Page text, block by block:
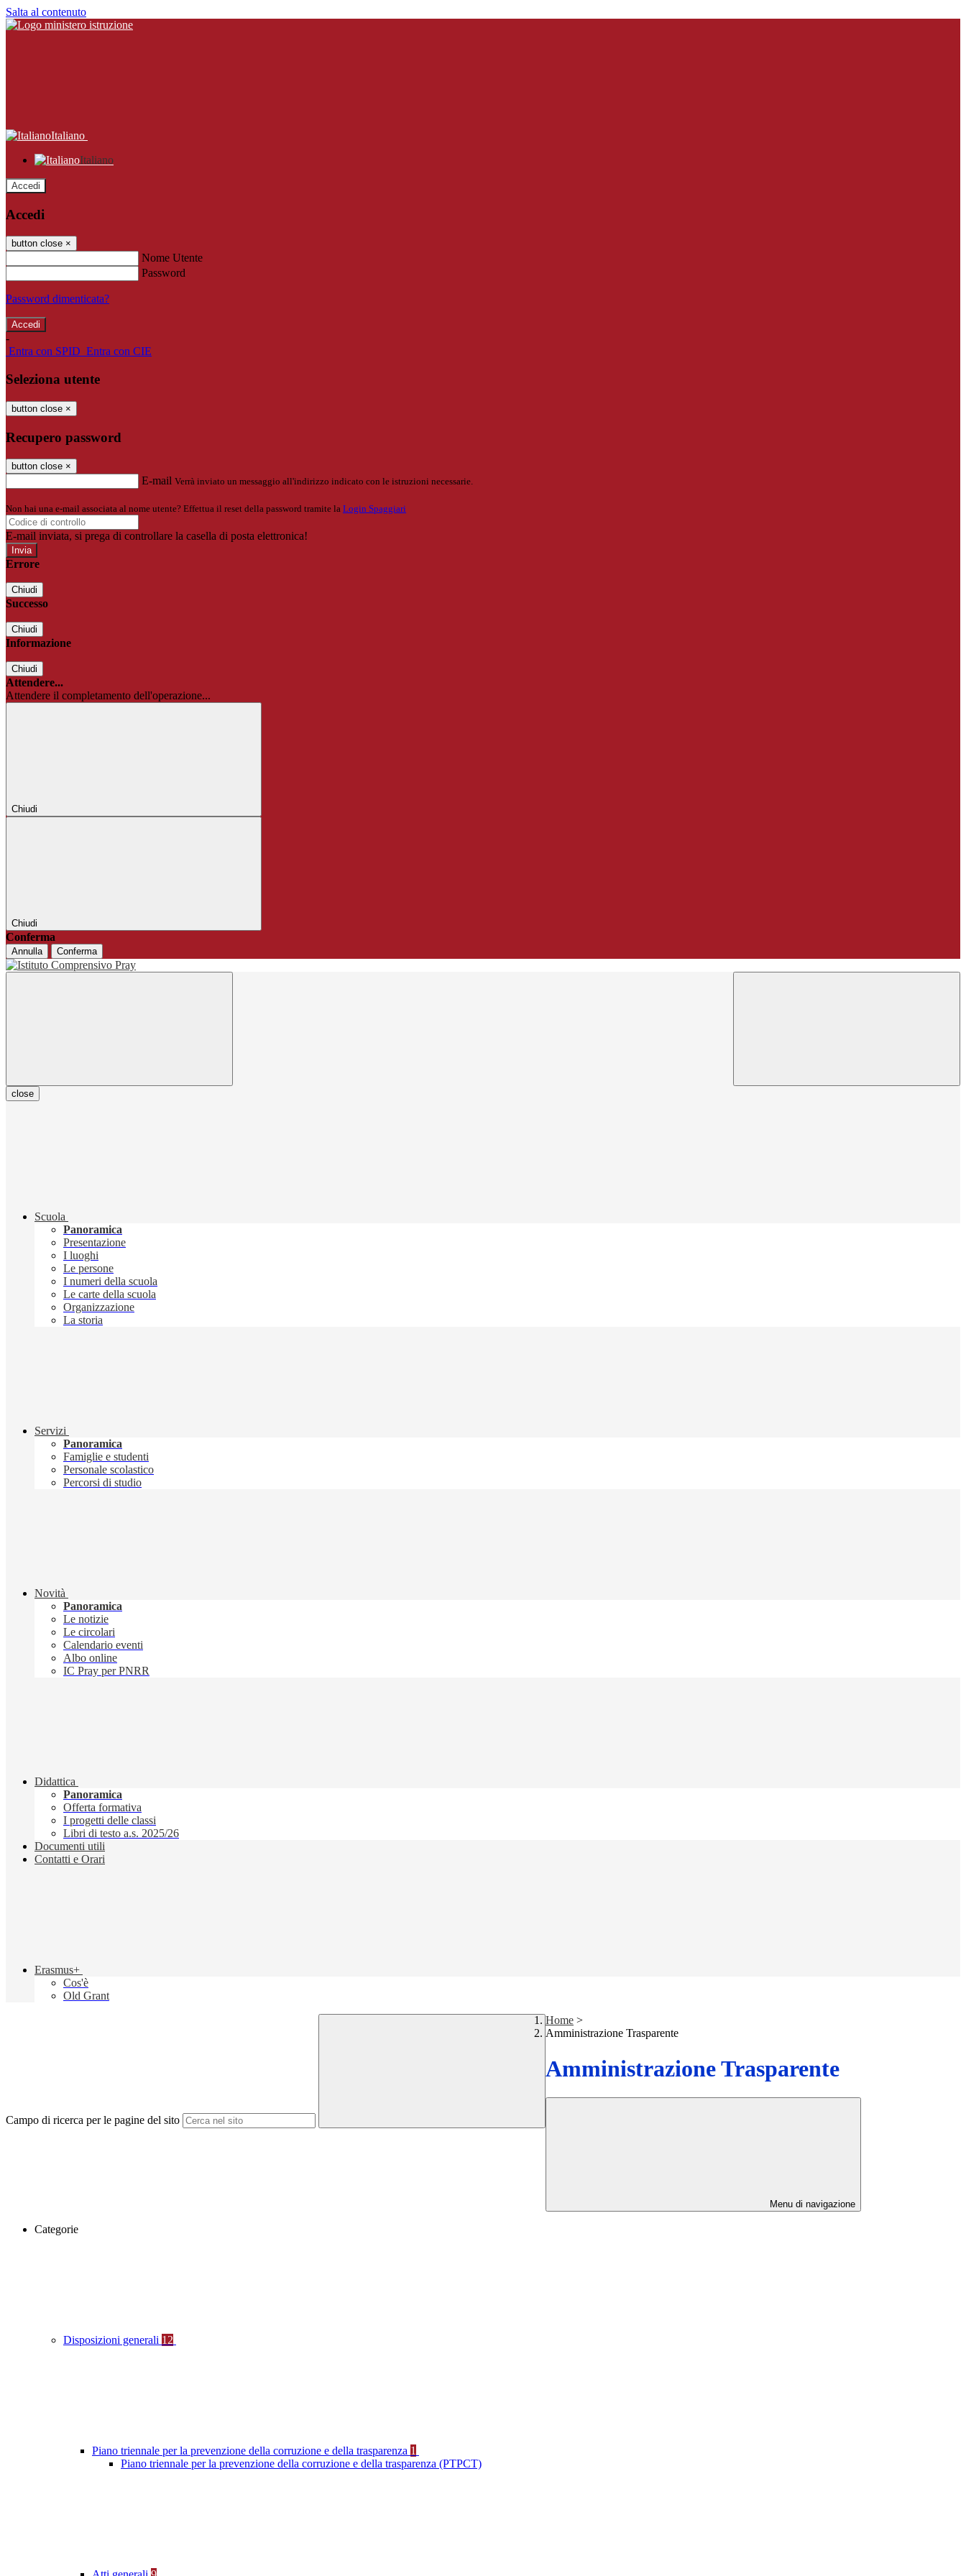
Salta al contenuto
Italiano
Italiano
Accedi
Accedi
button close ×
Nome Utente
Password
Password dimenticata?
-
Entra con SPID Entra con CIE
Seleziona utente
button close ×
Recupero password
button close ×
E-mail Verrà inviato un messaggio all'indirizzo indicato con le istruzioni necessarie.
Non hai una e-mail associata al nome utente? Effettua il reset della password tramite la Login Spaggiari
E-mail inviata, si prega di controllare la casella di posta elettronica!
Errore
Chiudi
Successo
Chiudi
Informazione
Chiudi
Attendere...
Attendere il completamento dell'operazione...
Chiudi
Chiudi
Conferma
Annulla Conferma
close
Scuola
Panoramica
Presentazione
I luoghi
Le persone
I numeri della scuola
Le carte della scuola
Organizzazione
La storia
Servizi
Panoramica
Famiglie e studenti
Personale scolastico
Percorsi di studio
Novità
Panoramica
Le notizie
Le circolari
Calendario eventi
Albo online
IC Pray per PNRR
Didattica
Panoramica
Offerta formativa
I progetti delle classi
Libri di testo a.s. 2025/26
Documenti utili
Contatti e Orari
Erasmus+
Cos'è
Old Grant
Campo di ricerca per le pagine del sito
Home >
Amministrazione Trasparente
Amministrazione Trasparente
Menu di navigazione
Categorie
Disposizioni generali 12
Piano triennale per la prevenzione della corruzione e della trasparenza 1
Piano triennale per la prevenzione della corruzione e della trasparenza (PTPCT)